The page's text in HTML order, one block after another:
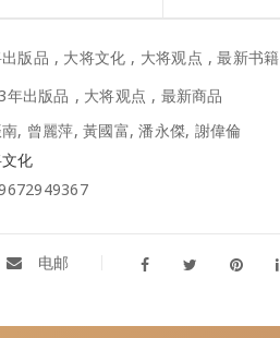
版品 , 大将文化 , 大将观点 ,最新书籍
年出版品 , 大将观点 , 最新商品
, 曾麗萍, 黃國富, 潘永傑, 謝偉倫
化
电邮